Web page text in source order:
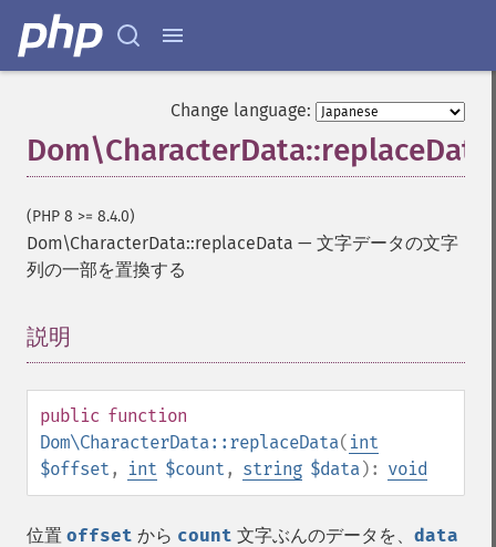
Change language:
Dom\CharacterData::replaceData
(PHP 8 >= 8.4.0)
Dom\CharacterData::replaceData — 文字データの文字
列の一部を置換する
説明
public function
Dom\CharacterData::replaceData( int
$offset , int $count , string $data): void
位置 offset から count 文字ぶんのデータを、 data